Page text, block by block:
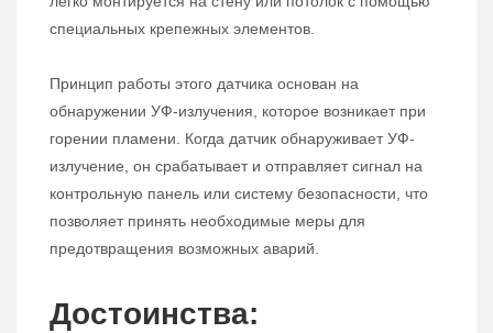
специальных крепежных элементов.
Принцип работы этого датчика основан на
обнаружении УФ-излучения, которое возникает при
горении пламени. Когда датчик обнаруживает УФ-
излучение, он срабатывает и отправляет сигнал на
контрольную панель или систему безопасности, что
позволяет принять необходимые меры для
предотвращения возможных аварий.
Достоинства: